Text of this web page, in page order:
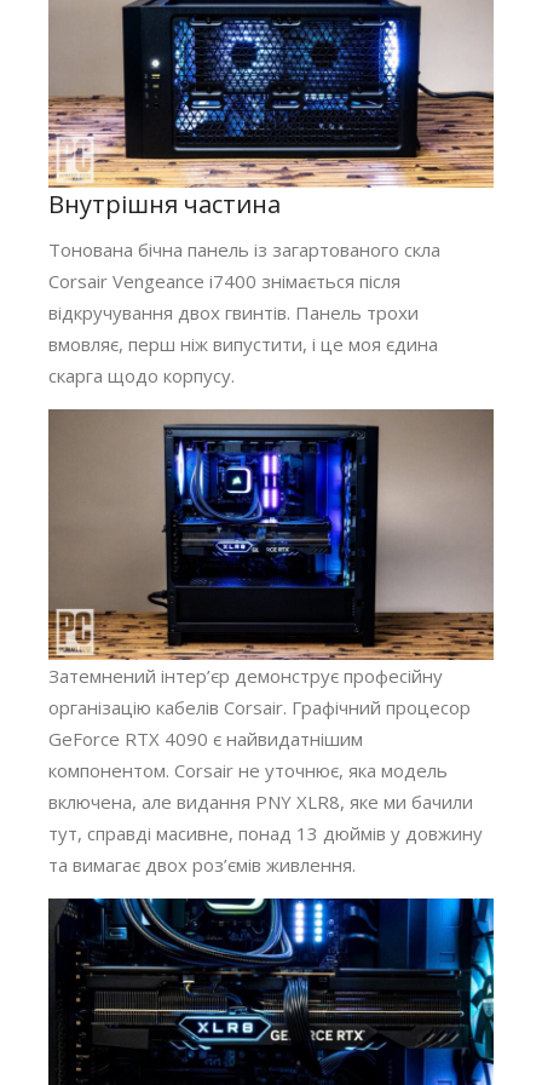
Внутрішня частина
Тонована бічна панель із загартованого скла
Corsair Vengeance i7400 знімається після
відкручування двох гвинтів. Панель трохи
вмовляє, перш ніж випустити, і це моя єдина
скарга щодо корпусу.
Затемнений інтер’єр демонструє професійну
організацію кабелів Corsair. Графічний процесор
GeForce RTX 4090 є найвидатнішим
компонентом. Corsair не уточнює, яка модель
включена, але видання PNY XLR8, яке ми бачили
тут, справді масивне, понад 13 дюймів у довжину
та вимагає двох роз’ємів живлення.